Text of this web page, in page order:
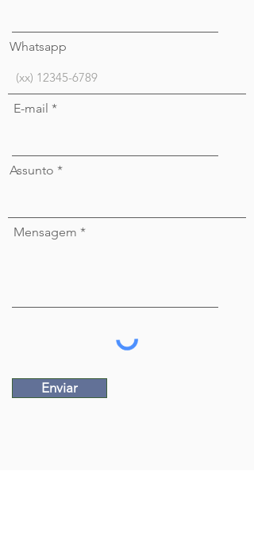
Whatsapp
E-mail
Assunto
Mensagem
Enviar